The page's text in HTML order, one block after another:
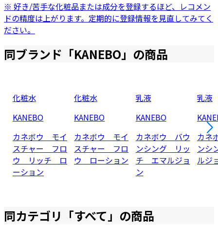
※ 好き/苦手な化粧品または成分を登録するほど、レコメン
ドの精度は上がります。定期的に登録情報を見直してみてく
ださい。
同ブランド「KANEBO」の商品
化粧水
KANEBO
カネボウ モイ
スチャー フロ
ウ リッチ ロ
ーション
化粧水
KANEBO
カネボウ モイ
スチャー フロ
ウ ローション
乳液
KANEBO
カネボウ バウ
ンシング リッ
チ エマルジョ
ン
乳液
カネ
ンシ
ルジ
同カテゴリ「すべて」の商品